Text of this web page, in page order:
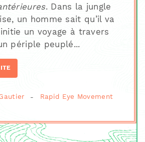
. Dans la jungle
un homme sait qu’il va
un voyage à travers
périple peuplé...
- Rapid Eye Movement